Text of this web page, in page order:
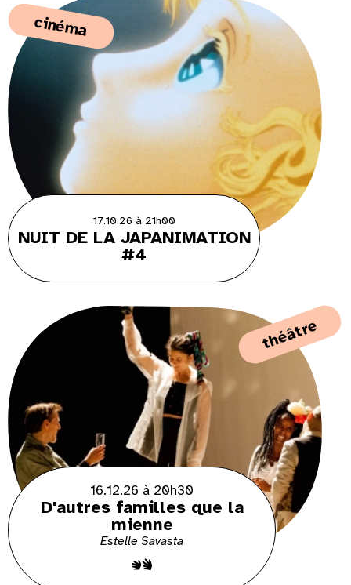
cinéma
17.10.26 à 21h00
NUIT DE LA JAPANIMATION
#4
théâtre
16.12.26 à 20h30
D'autres familles que la
mienne
Estelle Savasta